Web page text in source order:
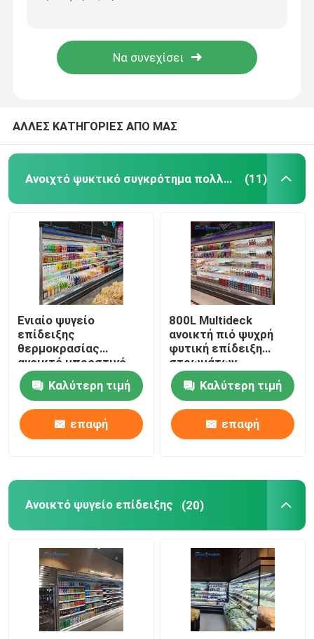
Ψυκτήρας νησιών υπεραγορών
Δοχείο ψύξης επίδειξης τροφίμων
Ψυκτήρας κρύων δωματίων
δοχείο ψύξης πορτών γυαλιού
Δοχείο ψύξης επίδειξης κέικ
Καταψύκτης Επίδειξης Παγωτού
Δοχείο ψύξης Backbar
ΑΛΛΕΣ ΚΑΤΗΓΟΡΙΕΣ ΑΠΟ ΜΑΣ
Ανοιχτό ψυκτικό συγκρότημα πολλαπλών καταστρωμάτων (11)
Ενιαίο ψυγείο
επίδειξης
θερμοκρασίας
ανοικτό μπροστινό,
κάθετο ψυγείο
περίπτωσης
επίδειξης
Καλύτερη τιμή
επαφή
800L Multideck
ανοικτή πιό ψυχρή
φυτική επίδειξη
στρωμάτων
υπεραγορών
διευθετήσιμη
Καλύτερη τιμή
επαφή
Ανοικτό ψυγείο επίδειξης (20)